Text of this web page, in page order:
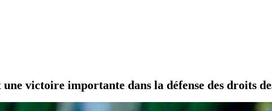
victoire importante dans la défense des droits